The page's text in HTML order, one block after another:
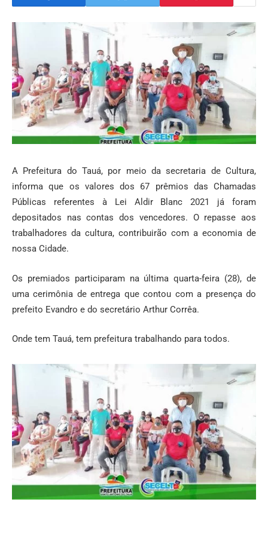
A Prefeitura do Tauá, por meio da secretaria de Cultura,
informa que os valores dos 67 prêmios das Chamadas
Públicas referentes à Lei Aldir Blanc 2021 já foram
depositados nas contas dos vencedores. O repasse aos
trabalhadores da cultura, contribuirão com a economia de
nossa Cidade.
Os premiados participaram na última quarta-feira (28), de
uma cerimônia de entrega que contou com a presença do
prefeito Evandro e do secretário Arthur Corrêa.
Onde tem Tauá, tem prefeitura trabalhando para todos.